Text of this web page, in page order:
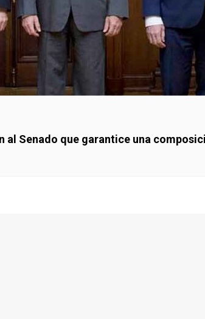
Senado que garantice una